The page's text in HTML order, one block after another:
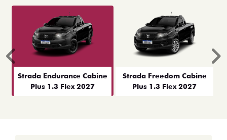
Strada Endurance Cabine
Plus 1.3 Flex 2027
Strada Freedom Cabine
Plus 1.3 Flex 2027
Anterior